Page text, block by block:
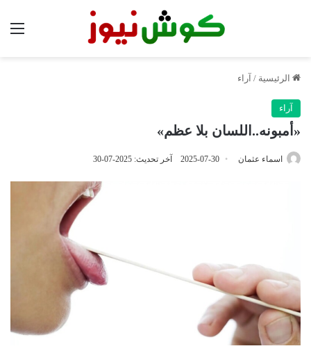
الرئيسية / آراء
آراء
«أمبونه..اللسان بلا عظم»
اسماء عثمان 2025-07-30 آخر تحديث: 2025-07-30